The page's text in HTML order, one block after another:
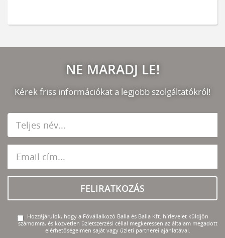
NE MARADJ LE!
Kérek friss információkat a legjobb szolgáltatókról!
FELIRATKOZÁS
Hozzájárulok, hogy a Fővállalkozó Balla és Balla Kft. hírlevelet küldjön
számomra, és közvetlen üzletszerzési céllal megkeressen az általam megadott
elérhetőségeimen saját vagy üzleti partnerei ajánlatával.